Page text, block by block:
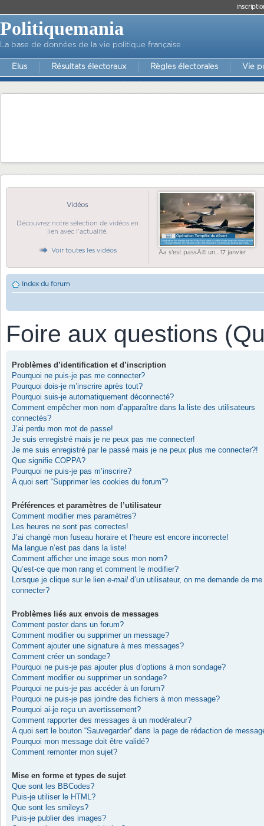
Politiquemania
La base de données de la vie politique française
Elus Résultats électoraux Règles électorales Vie
Vidéos
Découvrez notre sélection de vidéos en
lien avec l'actualité.
Voir toutes les vidéos Ãa s'est passÃ© un... 17 janvier
Index du forum
Foire aux questions
Problèmes d’identification et d’inscription
Pourquoi ne puis-je pas me connecter?
Pourquoi dois-je m’inscrire après tout?
Pourquoi suis-je automatiquement déconnecté?
Comment empêcher mon nom d’apparaître dans la liste des utilisateurs
connectés?
J’ai perdu mon mot de passe!
Je suis enregistré mais je ne peux pas me connecter!
Je me suis enregistré par le passé mais je ne peux plus me connecter?!
Que signifie COPPA?
Pourquoi ne puis-je pas m’inscrire?
A quoi sert “Supprimer les cookies du forum”?
Préférences et paramètres de l’utilisateur
Comment modifier mes paramètres?
Les heures ne sont pas correctes!
J’ai changé mon fuseau horaire et l’heure est encore incorrecte!
Ma langue n’est pas dans la liste!
Comment afficher une image sous mon nom?
Qu’est-ce que mon rang et comment le modifier?
Lorsque je clique sur le lien e-mail d’un utilisateur, on me demande de me
connecter?
Problèmes liés aux envois de messages
Comment poster dans un forum?
Comment modifier ou supprimer un message?
Comment ajouter une signature à mes messages?
Comment créer un sondage?
Pourquoi ne puis-je pas ajouter plus d’options à mon sondage?
Comment modifier ou supprimer un sondage?
Pourquoi ne puis-je pas accéder à un forum?
Pourquoi ne puis-je pas joindre des fichiers à mon message?
Pourquoi ai-je reçu un avertissement?
Comment rapporter des messages à un modérateur?
A quoi sert le bouton “Sauvegarder” dans la page de rédaction de
Pourquoi mon message doit être validé?
Comment remonter mon sujet?
Mise en forme et types de sujet
Que sont les BBCodes?
Puis-je utiliser le HTML?
Que sont les smileys?
Puis-je publier des images?